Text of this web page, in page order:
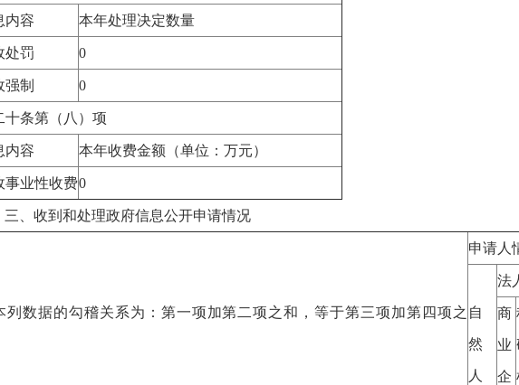
内容 本年处理决定数量
处罚 0
强制 0
十条第（八）项
内容 本年收费金额（单位：万元）
事业性收费0
收到和处理政府信息公开申请情况
列数据的勾稽关系为：第一项加第二项之和，等于第三项加第四项之
申请人
自
然
人
法
商
业
企